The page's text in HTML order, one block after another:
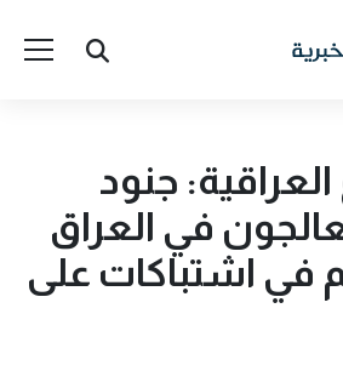
العراقية: جنود
في العراق
في اشتباكات على